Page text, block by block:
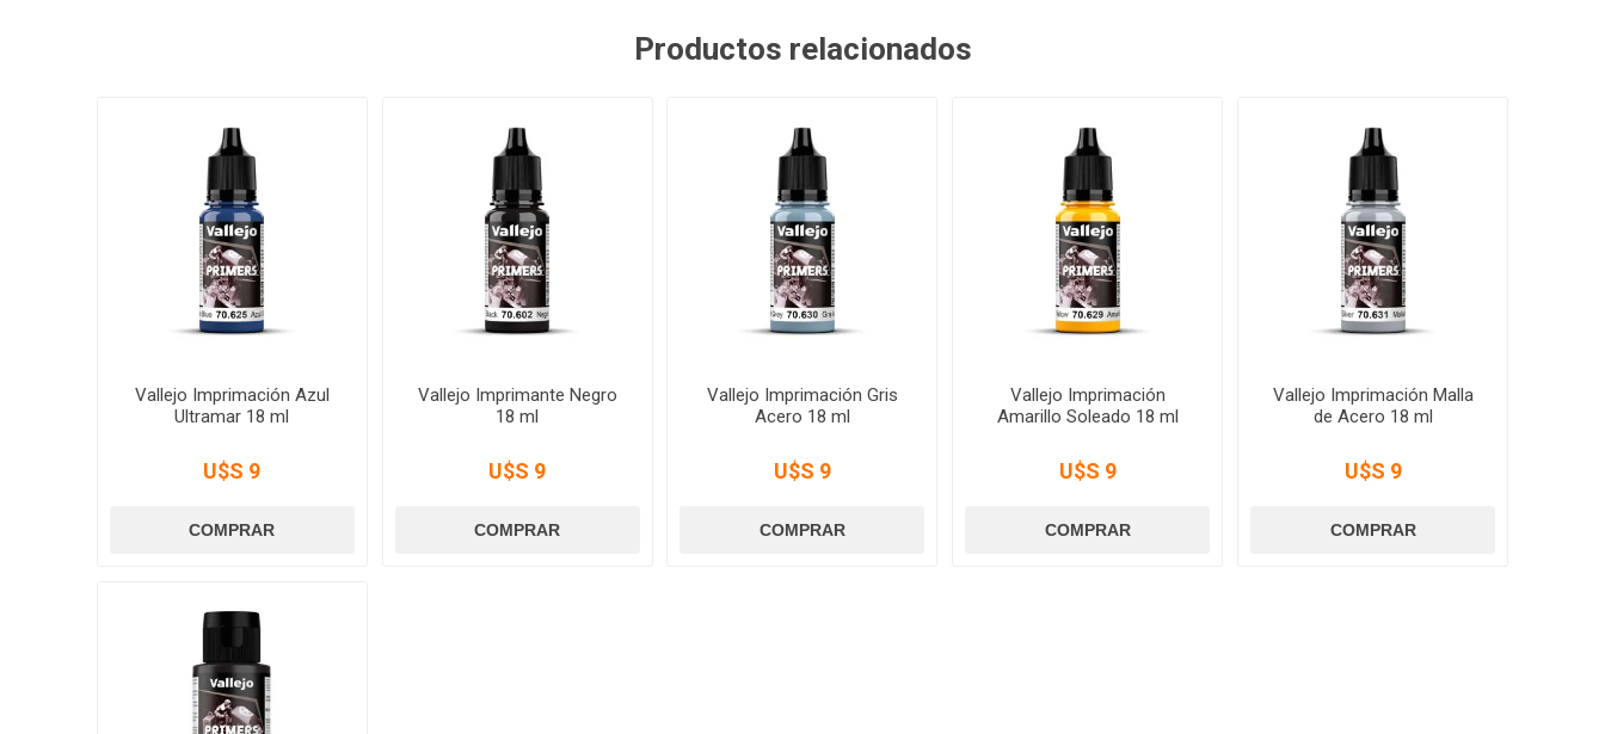
Productos relacionados
Vallejo Imprimación Azul
Ultramar 18 ml
U$S 9
Vallejo Imprimante Negro
18 ml
U$S 9
Vallejo Imprimación Gris
Acero 18 ml
U$S 9
Vallejo Imprimación
Amarillo Soleado 18 ml
U$S 9
Vallejo Imprimación Malla
de Acero 18 ml
U$S 9